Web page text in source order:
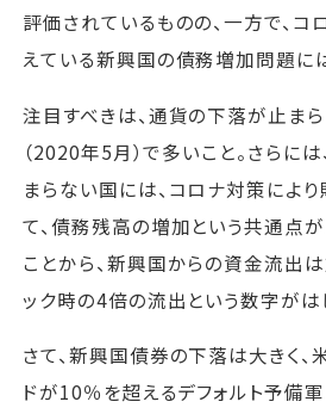
評価されているものの、一方で、
えている新興国の債務増加問題に
注目すべきは、通貨の下落が止ま
（2020年5月）で多いこと。さらに
まらない国には、コロナ対策によ
て、債務残高の増加という共通点が
ことから、新興国からの資金流出は
ック時の4倍の流出という数字がは
さて、新興国債券の下落は大きく、
ドが10％を超えるデフォルト予備